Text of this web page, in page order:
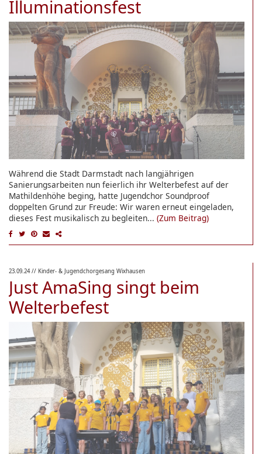
Illuminationsfest
Während die Stadt Darmstadt nach langjährigen
Sanierungsarbeiten nun feierlich ihr Welterbefest auf der
Mathildenhöhe beging, hatte Jugendchor Soundproof
doppelten Grund zur Freude: Wir waren erneut eingeladen,
dieses Fest musikalisch zu begleiten... (Zum Beitrag)
23.09.24// Kinder- & Jugendchorgesang Wixhausen
Just AmaSing singt beim
Welterbefest